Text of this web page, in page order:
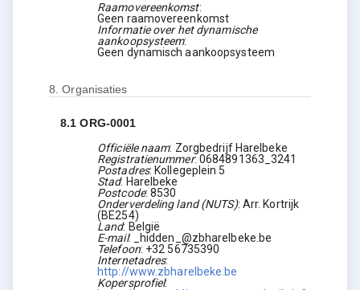
Raamovereenkomst:
Geen raamovereenkomst
Informatie over het dynamische
aankoopsysteem:
Geen dynamisch aankoopsysteem
8.Organisaties
8.1ORG-0001
Officiële naam: Zorgbedrijf Harelbeke
Registratienummer:0684891363_3241
Postadres:Kollegeplein 5
Stad: Harelbeke
Postcode:8530
Onderverdeling land (NUTS): Arr. Kortrijk
(BE254)
Land: België
E-mail:
_hidden_@zbharelbeke.be
Telefoon: +32 56735390
Internetadres:
http://www.zbharelbeke.be
Kopersprofiel: